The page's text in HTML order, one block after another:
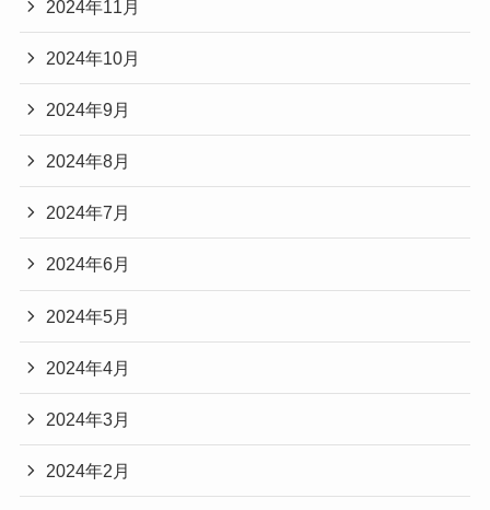
2024年11月
2024年10月
2024年9月
2024年8月
2024年7月
2024年6月
2024年5月
2024年4月
2024年3月
2024年2月